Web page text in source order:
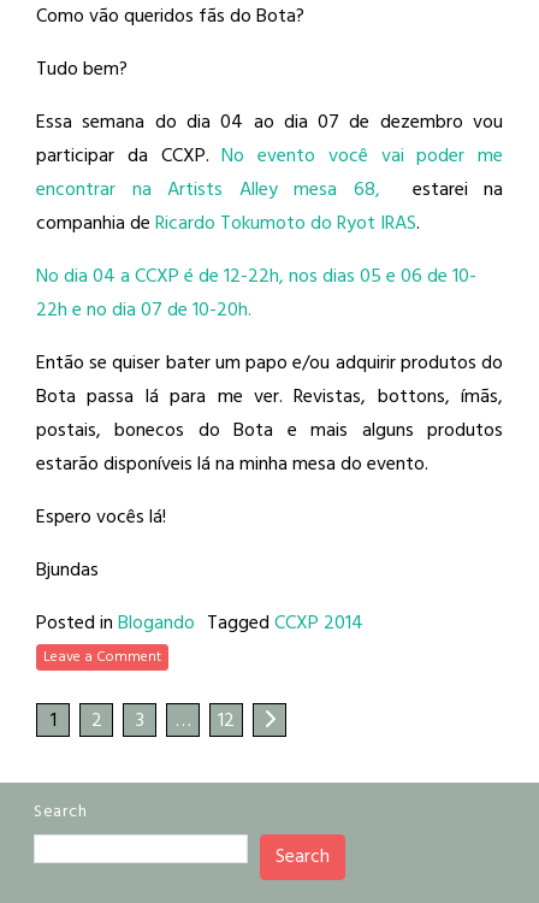
Como vão queridos fãs do Bota?
Tudo bem?
Essa semana do dia 04 ao dia 07 de dezembro vou
participar da CCXP.No evento você vai poder me
encontrar na Artists Alley mesa 68, estarei na
companhia deRicardo Tokumoto do Ryot IRAS.
No dia 04 a CCXP é de 12-22h, nos dias 05 e 06 de 10-
22h e no dia 07 de 10-20h.
Então se quiser bater um papo e/ou adquirir produtos do
Bota passa lá para me ver. Revistas, bottons, ímãs,
postais, bonecos do Bota e mais alguns produtos
estarão disponíveis lá na minha mesa do evento.
Espero vocês lá!
Bjundas
Posted inBlogando TaggedCCXP 2014
Leave a Comment
1 2 3 … 12
Search
Search